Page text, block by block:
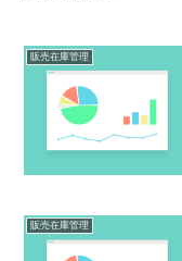
販売在庫管理
販売在庫管理